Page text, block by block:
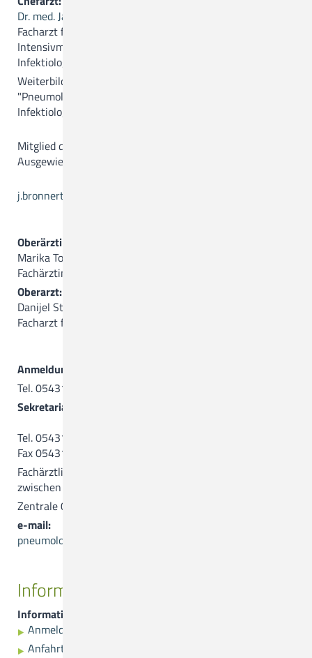
Dr. med. Jan Bronnert
Facharzt für Innere Medizin, Pneumologie,
Intensivmedizin und Notfallmedizin,
Infektiologie und Tropenmedizin
Weiterbildungsermächtigungen in den Fachgebieten
"Pneumologie (36 Monate)" und "Innere Medizin und
Infektiologie"
Mitglied der Hygienekommission
Ausgewiesener ABS-Experte
j.bronnert(a)ckq-gmbh.de
Oberärztin:
Marika Todua
Fachärztin für Innere Medizin
Oberarzt:
Danijel Stevanovic
Facharzt für Innere Medizin und Pneumologie
Anmeldung
Tel. 05431.15-2842
Sekretariat
Tel. 05431.15-3399
Fax 05431.15-2843
Fachärztliche pneumologische Hotline für Einweiser,
zwischen 8.00 und 16.00 Uhr: 05431. 15-3438
Zentrale 05431.15-0
e-mail:
pneumologie@ckq-gmbh.de
Informationen
Informationen
Anmeldung
Anfahrtsplan